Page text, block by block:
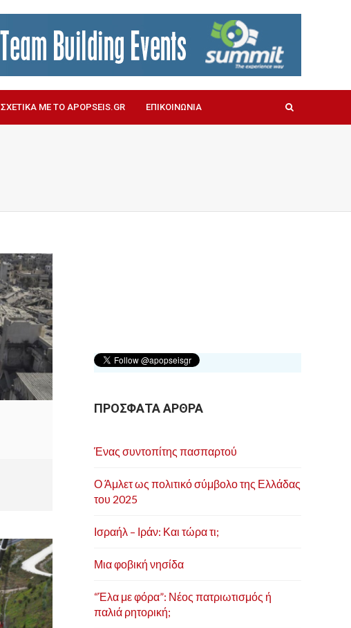
ΣΧΕΤΙΚΑ ΜΕ ΤΟ APOPSEIS.GR ΕΠΙΚΟΙΝΩΝΙΑ
ΠΡΟΣΦΑΤΑ ΑΡΘΡΑ
Ένας συντοπίτης πασπαρτού
Ο Άμλετ ως πολιτικό σύμβολο της Ελλάδας
του 2025
Ισραήλ – Ιράν: Και τώρα τι;
Μια φοβική νησίδα
“Έλα με φόρα”: Νέος πατριωτισμός ή
παλιά ρητορική;